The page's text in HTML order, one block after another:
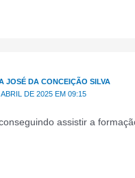
JOSÉ DA CONCEIÇÃO SILVA
ABRIL DE 2025 EM 09:15
assistir a